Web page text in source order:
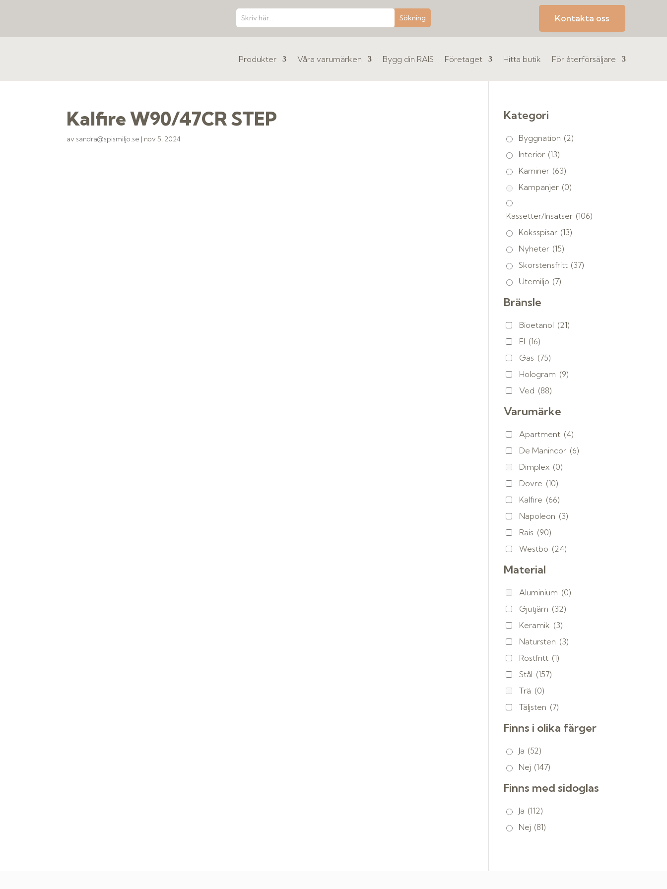
Kontakta oss
Produkter Våra varumärken Bygg din RAIS Företaget Hitta butik För återförsäljare
Kalfire W90/47CR STEP
av sandra@spismiljo.se | nov 5, 2024
Kategori
Byggnation (2)
Interiör (13)
Kaminer (63)
Kampanjer (0)
Kassetter/Insatser (106)
Köksspisar (13)
Nyheter (15)
Skorstensfritt (37)
Utemiljö (7)
Bränsle
Bioetanol (21)
El (16)
Gas (75)
Hologram (9)
Ved (88)
Varumärke
Apartment (4)
De Manincor (6)
Dimplex (0)
Dovre (10)
Kalfire (66)
Napoleon (3)
Rais (90)
Westbo (24)
Material
Aluminium (0)
Gjutjärn (32)
Keramik (3)
Natursten (3)
Rostfritt (1)
Stål (157)
Trä (0)
Täljsten (7)
Finns i olika färger
Ja (52)
Nej (147)
Finns med sidoglas
Ja (112)
Nej (81)